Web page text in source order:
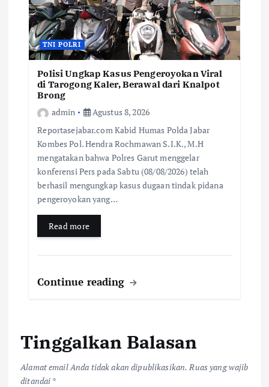
TNI POLRI
Polisi Ungkap Kasus Pengeroyokan Viral
di Tarogong Kaler, Berawal dari Knalpot
Brong
admin
Agustus 8, 2026
Reportasejabar.com Kabid Humas Polda Jabar
Kombes Pol. Hendra Rochmawan S.I.K., M.H
mengatakan bahwa Polres Garut menggelar
konferensi Pers pada Sabtu (08/08/2026) telah
berhasil mengungkap kasus dugaan tindak pidana
pengeroyokan yang…
Read more
Continue reading
Tinggalkan Balasan
Alamat email Anda tidak akan dipublikasikan. Ruas yang wajib
ditandai *